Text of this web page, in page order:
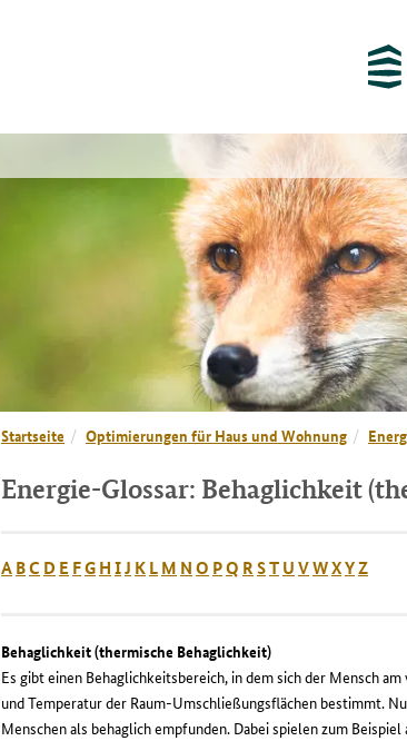
Startseite Optimierungen für Haus und Wohnung
Energie-Glossar: Behaglichkeit
ABC D E FGHIJ KLM NO PQ RSTUVWXYZ
Behaglichkeit (thermische Behaglichkeit)
Es gibt einen Behaglichkeitsbereich, in dem sich der Mensch
und Temperatur der Raum-Umschließungsflächen bestimmt.
Menschen als behaglich empfunden. Dabei spielen zum